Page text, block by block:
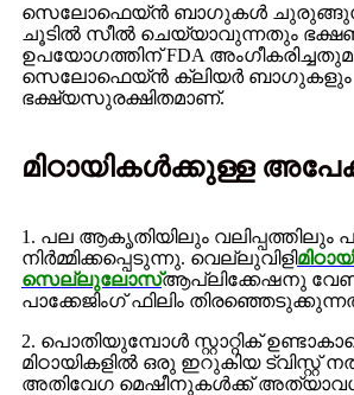
സെലോഫെയ്ൻ ബാഗുകൾ
ചൂടിൽ സീൽ ചെയ്യാവുന്നതും
ഉപയോഗത്തിന് FDA
സെലോഫെയ്ൻ ക്ലിയർ ബാഗുകളും
ഭക്ഷ്യസുരക്ഷിതമാണ്.
മിഠായികൾക്കുള്ള
1. പല ആകൃതിയിലും വലിപ്പത്തിലും
നിർമ്മിക്കപ്പെടുന്നു. വെല്ലുവിളി
സെല്ലുലോസ്ആപ്ലിക്കേഷനു
പാക്കേജിംഗ് ഫിലിം
2. പൊതിയുമ്പോൾ സ്റ്റാറ്റിക്
മിഠായികളിൽ ഒരു ഇറുകിയ ട്വിസ്റ്റ്
അതിവേഗ മെഷീനുകൾക്ക്